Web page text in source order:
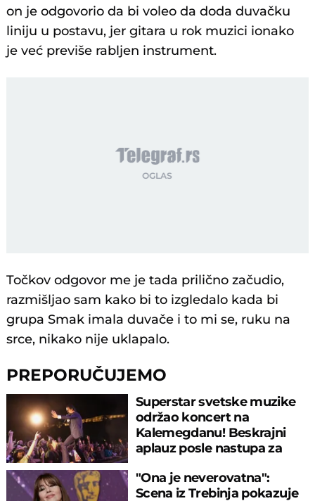
on je odgovorio da bi voleo da doda duvačku
liniju u postavu, jer gitara u rok muzici ionako
je već previše rabljen instrument.
Točkov odgovor me je tada prilično začudio,
razmišljao sam kako bi to izgledalo kada bi
grupa Smak imala duvače i to mi se, ruku na
srce, nikako nije uklapalo.
PREPORUČUJEMO
Superstar svetske muzike
održao koncert na
Kalemegdanu! Beskrajni
aplauz posle nastupa za
"Ona je neverovatna":
Scena iz Trebinja pokazuje